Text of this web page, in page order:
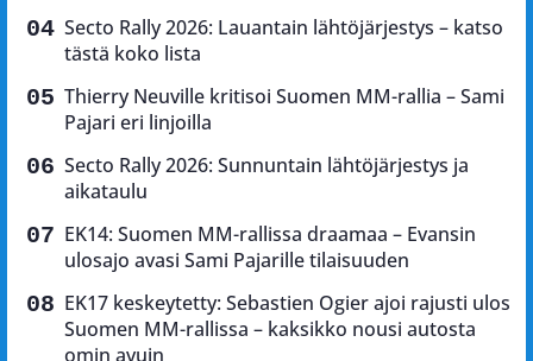
Secto Rally 2026: Lauantain lähtöjärjestys – katso
tästä koko lista
Thierry Neuville kritisoi Suomen MM-rallia – Sami
Pajari eri linjoilla
Secto Rally 2026: Sunnuntain lähtöjärjestys ja
aikataulu
EK14: Suomen MM-rallissa draamaa – Evansin
ulosajo avasi Sami Pajarille tilaisuuden
EK17 keskeytetty: Sebastien Ogier ajoi rajusti ulos
Suomen MM-rallissa – kaksikko nousi autosta
omin avuin